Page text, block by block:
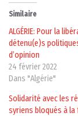
Similaire
ALGÉRIE: Pour la
détenu(e)s
d’opinion
24 février 2022
Dans "Algérie"
Solidarité avec les
syriens bloqués à